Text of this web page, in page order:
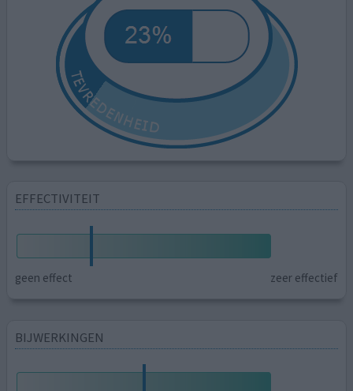
EFFECTIVITEIT
geen effect zeer effectief
BIJWERKINGEN